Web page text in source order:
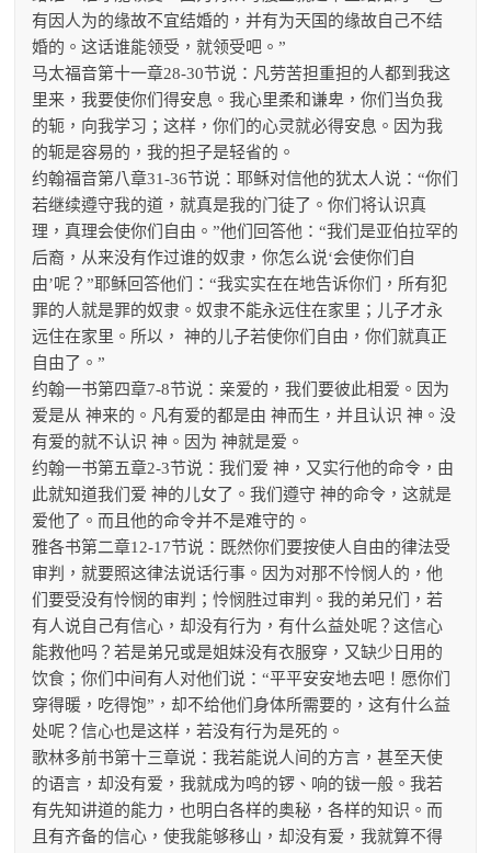
有因人为的缘故不宜结婚的，并有为天国的缘故自己不结
婚的。这话谁能领受，就领受吧。”
马太福音第十一章28-30节说：凡劳苦担重担的人都到我这
里来，我要使你们得安息。我心里柔和谦卑，你们当负我
的轭，向我学习；这样，你们的心灵就必得安息。因为我
的轭是容易的，我的担子是轻省的。
约翰福音第八章31-36节说：耶稣对信他的犹太人说：“你们
若继续遵守我的道，就真是我的门徒了。你们将认识真
理，真理会使你们自由。”他们回答他：“我们是亚伯拉罕的
后裔，从来没有作过谁的奴隶，你怎么说‘会使你们自
由’呢？”耶稣回答他们：“我实实在在地告诉你们，所有犯
罪的人就是罪的奴隶。奴隶不能永远住在家里；儿子才永
远住在家里。所以， 神的儿子若使你们自由，你们就真正
自由了。”
约翰一书第四章7-8节说：亲爱的，我们要彼此相爱。因为
爱是从 神来的。凡有爱的都是由 神而生，并且认识 神。没
有爱的就不认识 神。因为 神就是爱。
约翰一书第五章2-3节说：我们爱 神，又实行他的命令，由
此就知道我们爱 神的儿女了。我们遵守 神的命令，这就是
爱他了。而且他的命令并不是难守的。
雅各书第二章12-17节说：既然你们要按使人自由的律法受
审判，就要照这律法说话行事。因为对那不怜悯人的，他
们要受没有怜悯的审判；怜悯胜过审判。我的弟兄们，若
有人说自己有信心，却没有行为，有什么益处呢？这信心
能救他吗？若是弟兄或是姐妹没有衣服穿，又缺少日用的
饮食；你们中间有人对他们说：“平平安安地去吧！愿你们
穿得暖，吃得饱”，却不给他们身体所需要的，这有什么益
处呢？信心也是这样，若没有行为是死的。
歌林多前书第十三章说：我若能说人间的方言，甚至天使
的语言，却没有爱，我就成为鸣的锣、响的钹一般。我若
有先知讲道的能力，也明白各样的奥秘，各样的知识。而
且有齐备的信心，使我能够移山，却没有爱，我就算不得